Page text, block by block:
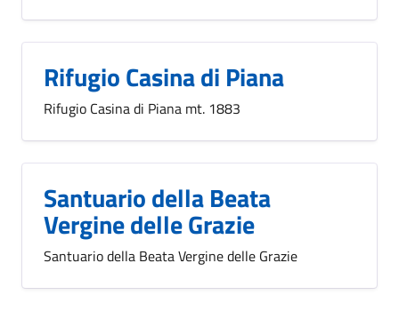
Rifugio Casina di Piana
Rifugio Casina di Piana mt. 1883
Santuario della Beata
Vergine delle Grazie
Santuario della Beata Vergine delle Grazie